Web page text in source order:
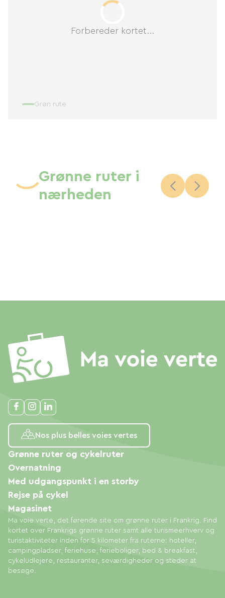
Forbereder kortet...
Grøn rute
Grønne ruter i
nærheden
Nos plus belles voies vertes
Ma voie verte, det førende site om grønne ruter i Frankrig. Find
kortet over Frankrigs grønne ruter samt alle turismeerhverv og
turistaktiviteter inden for 5 kilometer fra ruterne: hoteller,
campingpladser, feriehuse, ferieboliger, bed & breakfast,
cykeludlejere, restauranter, seværdigheder og steder at
besøge.
Grønne ruter og cykelruter
Overnatning
Med udgangspunkt i en storby
Rejse på cykel
Magasinet